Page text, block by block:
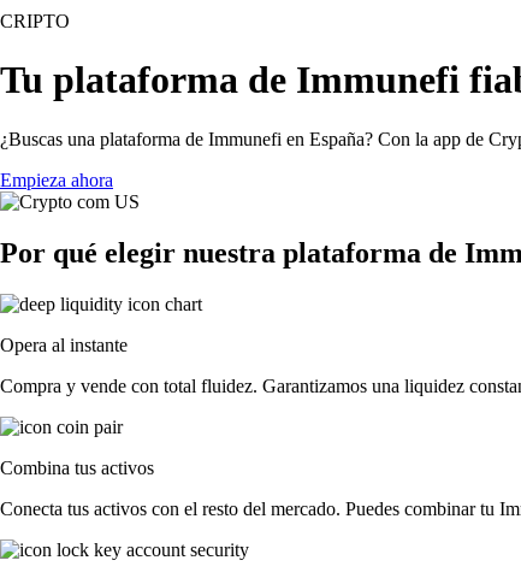
CRIPTO
Tu plataforma de Immunefi
¿Buscas una plataforma de Immunefi en España? Con la app de
Empieza ahora
Por qué elegir nuestra plataforma de
Opera al instante
Compra y vende con total fluidez. Garantizamos una liquidez
Combina tus activos
Conecta tus activos con el resto del mercado. Puedes combinar tu